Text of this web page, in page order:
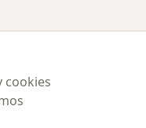
cookies